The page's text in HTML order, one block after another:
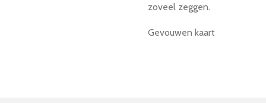
zoveel zeggen.
Gevouwen kaart